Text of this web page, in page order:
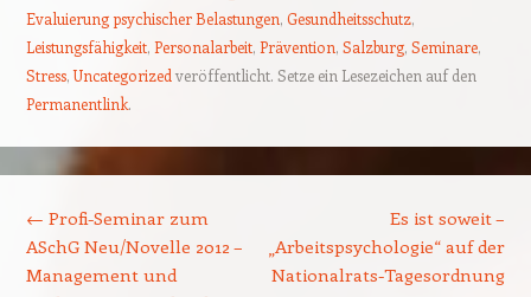
Evaluierung psychischer Belastungen, Gesundheitsschutz,
Leistungsfähigkeit, Personalarbeit, Prävention, Salzburg, Seminare,
Stress,Uncategorized veröffentlicht. Setze ein Lesezeichen auf den
Permanentlink.
← Profi-Seminar zum
ASchG Neu/Novelle 2012 –
Management und
Es ist soweit –
„Arbeitspsychologie“ auf der
Nationalrats-Tagesordnung